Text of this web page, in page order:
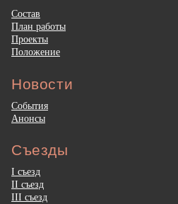
Состав
План работы
Проекты
Положение
Новости
События
Анонсы
Съезды
I съезд
II съезд
III съезд